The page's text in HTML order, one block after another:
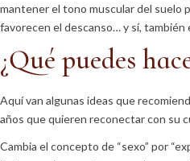
mantener el tono muscular del suelo
favorecen el descanso… y sí, también
¿Qué puedes
Aquí van algunas ideas que
años que quieren reconectar con su
Cambia el concepto de “sexo” por